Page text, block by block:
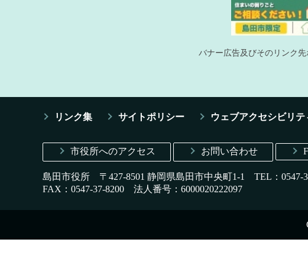
バナー広告及びそのリンク
リンク集 サイトポリシー ウェブアクセシビリテ
市役所へのアクセス お問い合わせ
島田市役所 〒427-8501 静岡県島田市中央町1-1 TEL：0547-
FAX：0547-37-8200 法人番号：6000020222097